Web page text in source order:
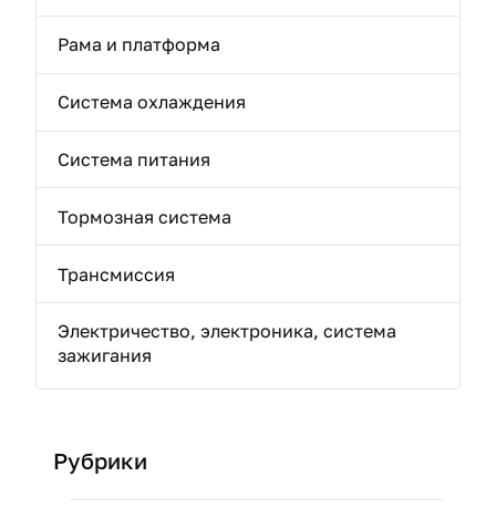
Рама и платформа
Система охлаждения
Система питания
Тормозная система
Трансмиссия
Электричество, электроника, система
зажигания
Рубрики